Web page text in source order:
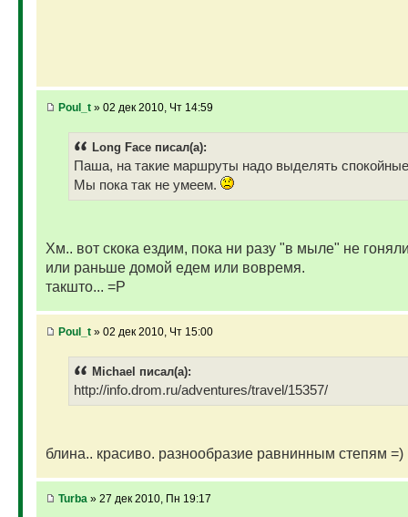
Poul_t» 02 дек 2010, Чт 14:59
Long Face писал(а):
Паша, на такие маршруты надо выделять
Мы пока так не умеем.
Хм.. вот скока ездим, пока ни разу "в мыле" не
или раньше домой едем или вовремя.
такшто... =Р
Poul_t» 02 дек 2010, Чт 15:00
Michael писал(а):
http://info.drom.ru/adventures/travel/15357/
блина.. красиво. разнообразие равнинным степям =)
Turba» 27 дек 2010, Пн 19:17